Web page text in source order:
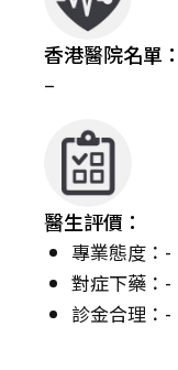
香港醫院名單：
–
醫生評價：
專業態度：-
對症下藥：-
診金合理：-